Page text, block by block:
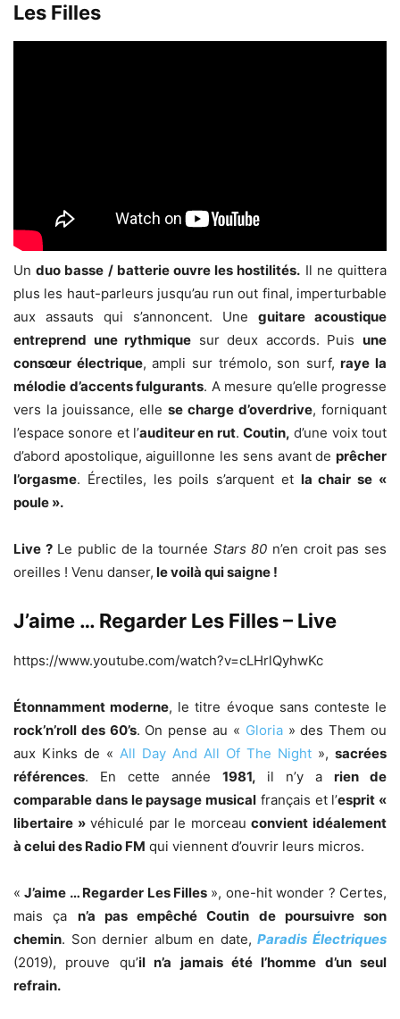
Les Filles
Unduo basse / batterie ouvre les hostilités. Il ne quittera
plus les haut-parleurs jusqu’au run out final, imperturbable
aux assauts qui s’annoncent. Une guitare acoustique
entreprend une rythmique sur deux accords. Puisune
consœur électrique, ampli sur trémolo, son surf,raye la
mélodie d’accents fulgurants. A mesure qu’elle progresse
vers la jouissance, elle se charge d’overdrive, forniquant
l’espace sonore et l’auditeur en rut.Coutin, d’une voix tout
d’abord apostolique, aiguillonne les sens avant de prêcher
l’orgasme. Érectiles, les poils s’arquent et la chair se «
poule ».
Live ?Le public de la tournée Stars 80 n’en croit pas ses
oreilles ! Venu danser, le voilà qui saigne !
J’aime … Regarder Les Filles – Live
https://www.youtube.com/watch?v=cLHrlQyhwKc
Étonnamment moderne, le titre évoque sans conteste le
rock’n’roll des 60’s. On pense au « Gloria» des Them ou
aux Kinks de « All Day And All Of The Night », sacrées
références. En cette année 1981, il n’y arien de
comparable dans le paysage musical français et l’esprit «
libertaire »véhiculé par le morceauconvient idéalement
à celui des Radio FM qui viennent d’ouvrir leurs micros.
«J’aime … Regarder Les Filles », one-hit wonder ? Certes,
mais ça n’a pas empêché Coutin de poursuivre son
chemin. Son dernier album en date,Paradis Électriques
(2019), prouve qu’il n’a jamais été l’homme d’un seul
refrain.